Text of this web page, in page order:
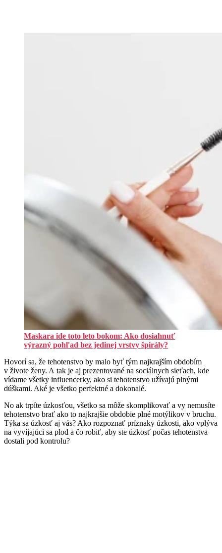
Maskara ide toto leto bokom: Ako dosiahnuť
výrazný pohľad bez jedinej vrstvy špirály?
Hovorí sa, že tehotenstvo by malo byť tým najkrajším obdobím
v živote ženy. A tak je aj prezentované na sociálnych sieťach, kde
vídame všetky influencerky, ako si tehotenstvo užívajú plnými
dúškami. Aké je všetko perfektné a dokonalé.
No ak trpíte úzkosťou, všetko sa môže skomplikovať a vy nemusíte
tehotenstvo brať ako to najkrajšie obdobie plné motýlikov v bruchu.
Týka sa úzkosť aj vás? Ako rozpoznať príznaky úzkosti, ako vplýva
na vyvíjajúci sa plod a čo robiť, aby ste úzkosť počas tehotenstva
dostali pod kontrolu?